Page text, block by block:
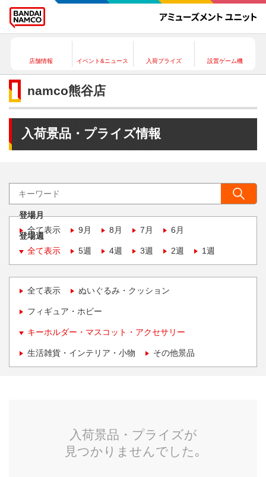
店舗情報 イベント&ニュース 入荷プライズ 設置ゲーム機
namco熊谷店
入荷景品・プライズ情報
登場月
全て表示
9月 8月 7月 6月
登場週
全て表示
5週 4週 3週 2週 1週
全て表示 ぬいぐるみ・クッション
フィギュア・ホビー
キーホルダー・マスコット・アクセサリー
生活雑貨・インテリア・小物 その他景品